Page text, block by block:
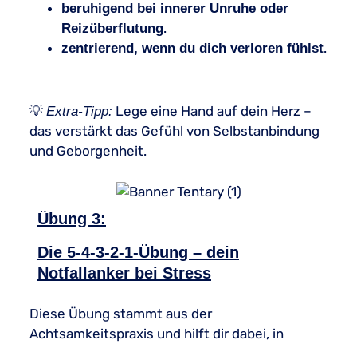
beruhigend bei innerer Unruhe oder
Reizüberflutung.
zentrierend, wenn du dich verloren fühlst.
💡 Extra-Tipp: Lege eine Hand auf dein Herz –
das verstärkt das Gefühl von Selbstanbindung
und Geborgenheit.
Übung 3:
Die 5-4-3-2-1-Übung – dein
Notfallanker bei Stress
Diese Übung stammt aus der
Achtsamkeitspraxis und hilft dir dabei, in